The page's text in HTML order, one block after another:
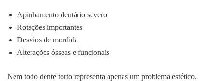
Apinhamento dentário severo
Rotações importantes
Desvios de mordida
Alterações ósseas e funcionais
Nem todo dente torto representa apenas um problema estético.